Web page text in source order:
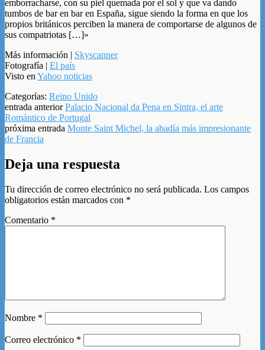
emborracharse, con su piel quemada por el sol y que va dando
tumbos de bar en bar en España, sigue siendo la forma en que los
propios británicos perciben la manera de comportarse de algunos de
sus compatriotas […]»
Más información | Skyscanner
Fotografía | El país
Visto en Yahoo noticias
Categorías: Reino Unido
entrada anteriorPalacio Nacional da Pena en Sintra, el arte
Romántico de Portugal
próxima entrada Monte Saint Michel, la abadía más impresionante
de Francia
Deja una respuesta
Tu dirección de correo electrónico no será publicada. Los campos
obligatorios están marcados con *
Comentario *
Nombre *
Correo electrónico *